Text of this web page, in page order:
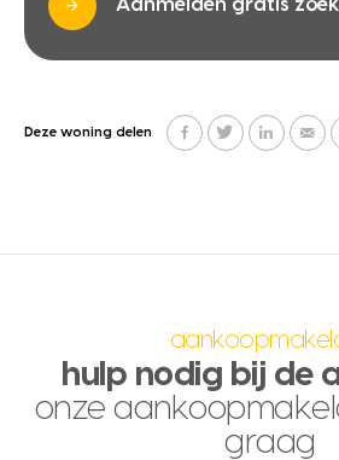
Aanmelden gratis
Deze woning delen
hulp nodig bij de
onze
graag